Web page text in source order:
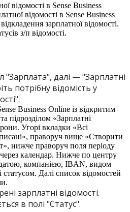
ої відомості в Sense Business
латної відомості в Sense Business
відкладення зарплатної відомості.
тусів з/п відомості.
л "Зарплата", далі —"Зарплатні
іть потрібну відомість у
ості".
рені зарплатні відомості.
ться в полі "Статус".